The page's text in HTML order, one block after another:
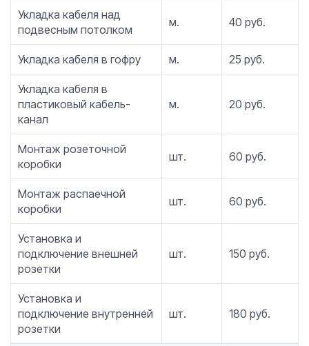
Укладка кабеля над
подвесным потолком
м. 40 руб.
Укладка кабеля в гофру м. 25 руб.
Укладка кабеля в
пластиковый кабель-
канал
м. 20 руб.
Монтаж розеточной
коробки
шт. 60 руб.
Монтаж распаечной
коробки
шт. 60 руб.
Установка и
подключение внешней
розетки
шт. 150 руб.
Установка и
подключение внутренней
розетки
шт. 180 руб.